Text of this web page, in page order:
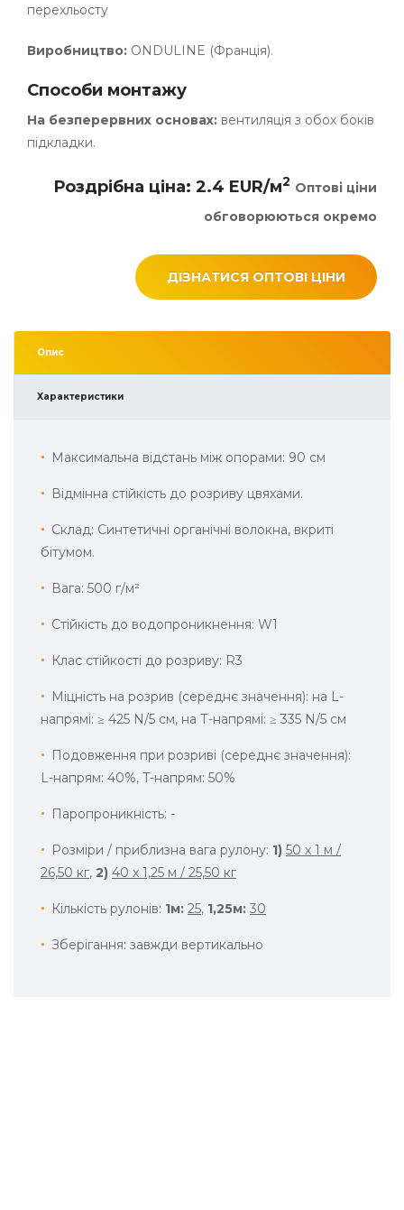
перехльосту
Виробництво: ONDULINE (Франція).
Способи монтажу
На безперервних основах: вентиляція з обох боків
підкладки.
Роздрібна ціна: 2.4 EUR/м2 Оптові ціни
обговорюються окремо
ДІЗНАТИСЯ ОПТОВІ ЦІНИ
Опис
Характеристики
Максимальна відстань між опорами: 90 см
Відмінна стійкість до розриву цвяхами.
Склад: Синтетичні органічні волокна, вкриті
бітумом.
Вага: 500 г/м²
Стійкість до водопроникнення: W1
Клас стійкості до розриву: R3
Міцність на розрив (середнє значення): на L-
напрямі: ≥ 425 N/5 см, на Т-напрямі: ≥ 335 N/5 см
Подовження при розриві (середнє значення):
L-напрям: 40%, T-напрям: 50%
Паропроникність: -
Розміри / приблизна вага рулону: 1) 50 x 1 м /
26,50 кг, 2) 40 x 1,25 м / 25,50 кг
Кількість рулонів: 1м: 25, 1,25м: 30
Зберігання: завжди вертикально